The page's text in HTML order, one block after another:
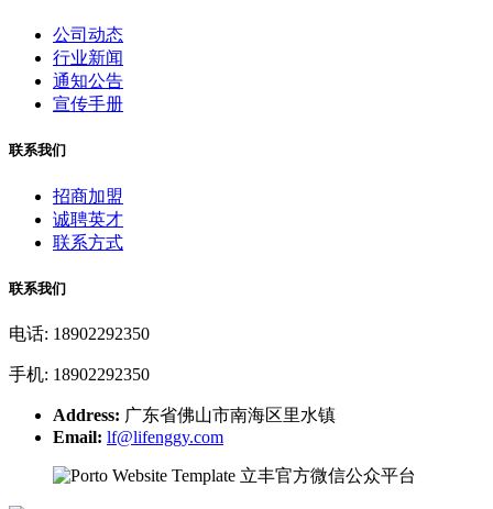
公司动态
行业新闻
通知公告
宣传手册
联系我们
招商加盟
诚聘英才
联系方式
联系我们
电话: 18902292350
手机: 18902292350
Address: 广东省佛山市南海区里水镇
Email: lf@lifenggy.com
立丰官方微信公众平台